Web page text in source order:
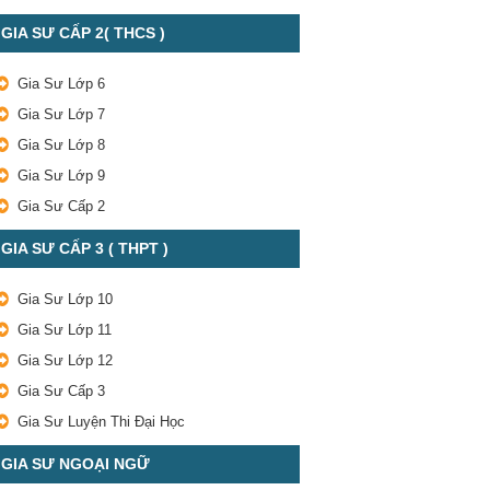
GIA SƯ CẤP 2( THCS )
Gia Sư Lớp 6
Gia Sư Lớp 7
Gia Sư Lớp 8
Gia Sư Lớp 9
Gia Sư Cấp 2
GIA SƯ CẤP 3 ( THPT )
Gia Sư Lớp 10
Gia Sư Lớp 11
Gia Sư Lớp 12
Gia Sư Cấp 3
Gia Sư Luyện Thi Đại Học
GIA SƯ NGOẠI NGỮ